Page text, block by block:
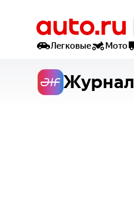
Легковые
Мото
Журнал